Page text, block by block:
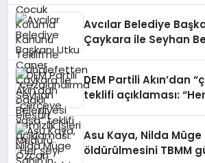
Avcılar Belediye
Çaykara ile Seyhan
hakkında tahliye
DEM Partili Akın’dan
teklifi açıklaması:
Asu Kaya, Nilda Müge
öldürülmesini TBMM